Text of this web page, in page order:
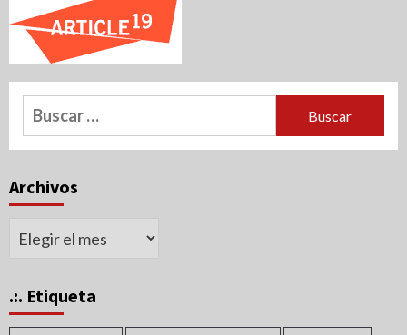
Buscar:
Archivos
Archivos
.:. Etiqueta